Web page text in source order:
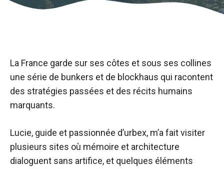
La France garde sur ses côtes et sous ses collines
une série de bunkers et de blockhaus qui racontent
des stratégies passées et des récits humains
marquants.
Lucie, guide et passionnée d’urbex, m’a fait visiter
plusieurs sites où mémoire et architecture
dialoguent sans artifice, et quelques éléments